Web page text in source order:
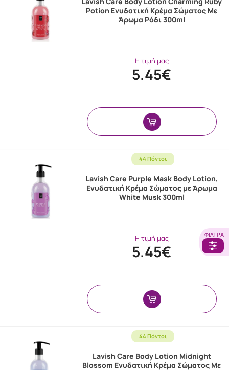
ΦΊΛΤΡΑ
Potion Ενυδατική Κρέμα Σώματος Με
Άρωμα Ρόδι 300ml
Η τιμή μας
5.45€
44 Πόντοι
Lavish Care Purple Mask Body Lotion,
Ενυδατική Κρέμα Σώματος με Άρωμα
White Musk 300ml
Η τιμή μας
5.45€
44 Πόντοι
Lavish Care Body Lotion Midnight
Blossom Ενυδατική Κρέμα Σώματος Με